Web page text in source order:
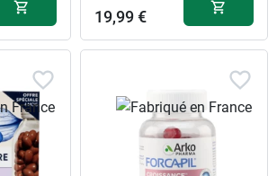
19,99 €